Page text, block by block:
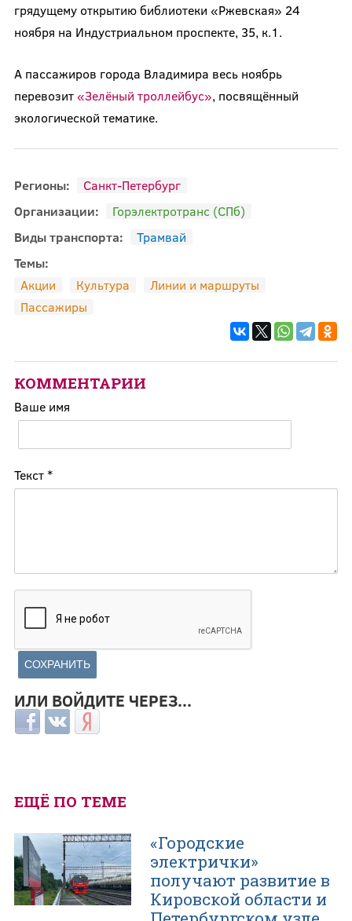
грядущему открытию библиотеки «Ржевская» 24
ноября на Индустриальном проспекте, 35, к.1.
А пассажиров города Владимира весь ноябрь
перевозит«Зелёный троллейбус», посвящённый
экологической тематике.
Регионы:
Санкт-Петербург
Организации:
Горэлектротранс (СПб)
Виды транспорта:
Трамвай
Темы:
Акции
Культура
Линии и маршруты
Пассажиры
КОММЕНТАРИИ
Ваше имя
Текст *
ИЛИ ВОЙДИТЕ ЧЕРЕЗ...
Login with Facebook
Login with ВКонтакте
Login with Яндекс
ЕЩЁ ПО ТЕМЕ
«Городские
электрички»
получают развитие в
Кировской области и